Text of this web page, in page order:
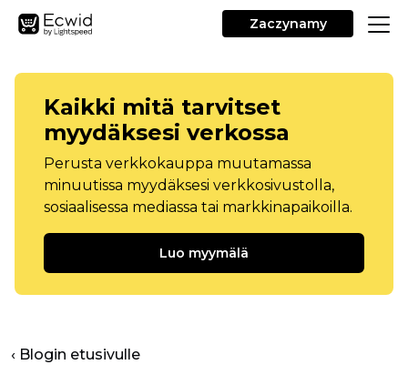
Zaczynamy
Kaikki mitä tarvitset
myydäksesi verkossa
Perusta verkkokauppa muutamassa
minuutissa myydäksesi verkkosivustolla,
sosiaalisessa mediassa tai markkinapaikoilla.
Luo myymälä
‹ Blogin etusivulle